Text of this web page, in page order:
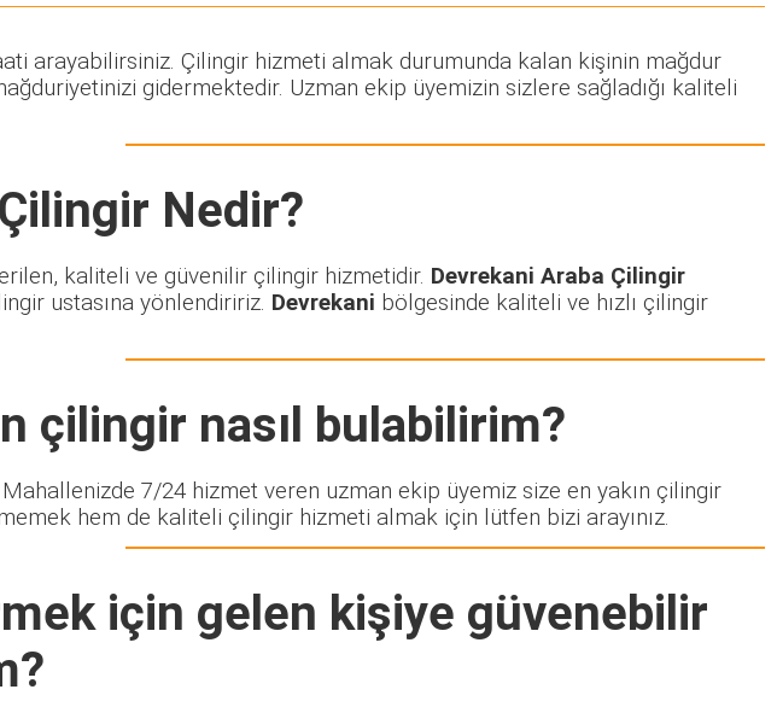
arayabilirsiniz. Çilingir hizmeti almak durumunda kalan kişinin mağdur
gidermektedir. Uzman ekip üyemizin sizlere sağladığı kaliteli
Nedir?
kaliteli ve güvenilir çilingir hizmetidir. Devrekani Araba Çilingir
ustasına yönlendiririz. Devrekani bölgesinde kaliteli ve hızlı çilingir
çilingir nasıl bulabilirim?
7/24 hizmet veren uzman ekip üyemiz size en yakın çilingir
hem de kaliteli çilingir hizmeti almak için lütfen bizi arayınız.
için gelen kişiye güvenebilir